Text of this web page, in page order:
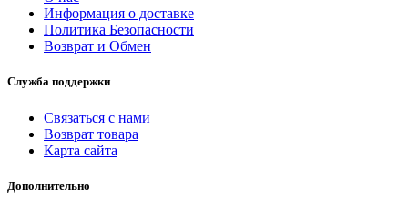
Информация о доставке
Политика Безопасности
Возврат и Обмен
Служба поддержки
Связаться с нами
Возврат товара
Карта сайта
Дополнительно